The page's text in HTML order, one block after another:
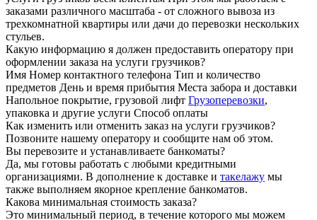
заказами различного масштаба - от сложного вывоза из
трехкомнатной квартиры или дачи до перевозки нескольких
стульев.
Какую информацию я должен предоставить оператору при
оформлении заказа на услуги грузчиков?
Имя Номер контактного телефона Тип и количество
предметов День и время прибытия Места забора и доставки
Напольное покрытие, грузовой лифт Грузоперевозки,
упаковка и другие услуги Способ оплаты
Как изменить или отменить заказ на услуги грузчиков?
Позвоните нашему оператору и сообщите нам об этом.
Вы перевозите и устанавливаете банкоматы?
Да, мы готовы работать с любыми кредитными
организациями. В дополнение к доставке и такелажу мы
также выполняем якорное крепление банкоматов.
Какова минимальная стоимость заказа?
Это минимальный период, в течение которого мы можем